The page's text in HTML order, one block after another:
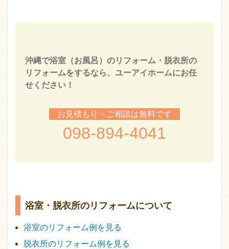
沖縄で浴室（お風呂）のリフォーム・脱衣所の
リフォームをするなら、ユーアイホームにお任
せください！
お見積もり・ご相談は無料です
098-894-4041
浴室・脱衣所のリフォームについて
浴室のリフォーム例を見る
脱衣所のリフォーム例を見る